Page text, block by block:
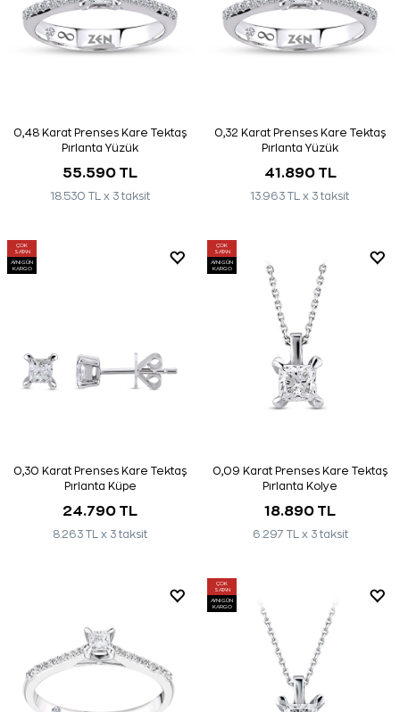
0,48 Karat Prenses Kare Tektaş
Pırlanta Yüzük
55.590 TL
18.530 TL x 3 taksit
0,32 Karat Prenses Kare Tektaş
Pırlanta Yüzük
41.890 TL
13.963 TL x 3 taksit
ÇOK
SATAN
AYNI GÜN
KARGO
0,30 Karat Prenses Kare Tektaş
Pırlanta Küpe
24.790 TL
8.263 TL x 3 taksit
ÇOK
SATAN
AYNI GÜN
KARGO
0,09 Karat Prenses Kare Tektaş
Pırlanta Kolye
18.890 TL
6.297 TL x 3 taksit
ÇOK
SATAN
AYNI GÜN
KARGO